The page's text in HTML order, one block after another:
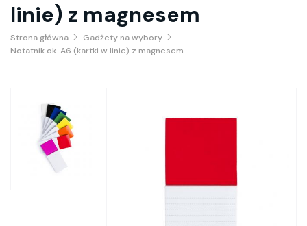
linie) z magnesem
Strona główna
Gadżety na wybory
Notatnik ok. A6 (kartki w linie) z magnesem